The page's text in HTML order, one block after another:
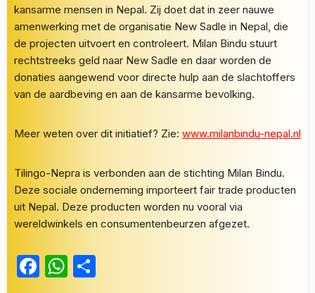
kansarme mensen in Nepal. Zij doet dat in zeer nauwe
amenwerking met de organisatie New Sadle in Nepal, die
de projecten uitvoert en controleert. Milan Bindu stuurt
rechtstreeks geld naar New Sadle en daar worden de
donaties aangewend voor directe hulp aan de slachtoffers
van de aardbeving en aan de kansarme bevolking.
Meer weten over dit initiatief? Zie: www.milanbindu-nepal.nl
Tilingo-Nepra is verbonden aan de stichting Milan Bindu.
Deze sociale onderneming importeert fair trade producten
uit Nepal. Deze producten worden nu vooral via
wereldwinkels en consumentenbeurzen afgezet.
Facebook
WhatsApp